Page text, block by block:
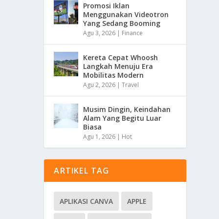
Promosi Iklan
Menggunakan Videotron
Yang Sedang Booming
Agu 3, 2026 | Finance
Kereta Cepat Whoosh
Langkah Menuju Era
Mobilitas Modern
Agu 2, 2026 |Travel
Musim Dingin, Keindahan
Alam Yang Begitu Luar
Biasa
Agu 1, 2026 | Hot
ARTIKEL TAG
APLIKASI CANVA APPLE